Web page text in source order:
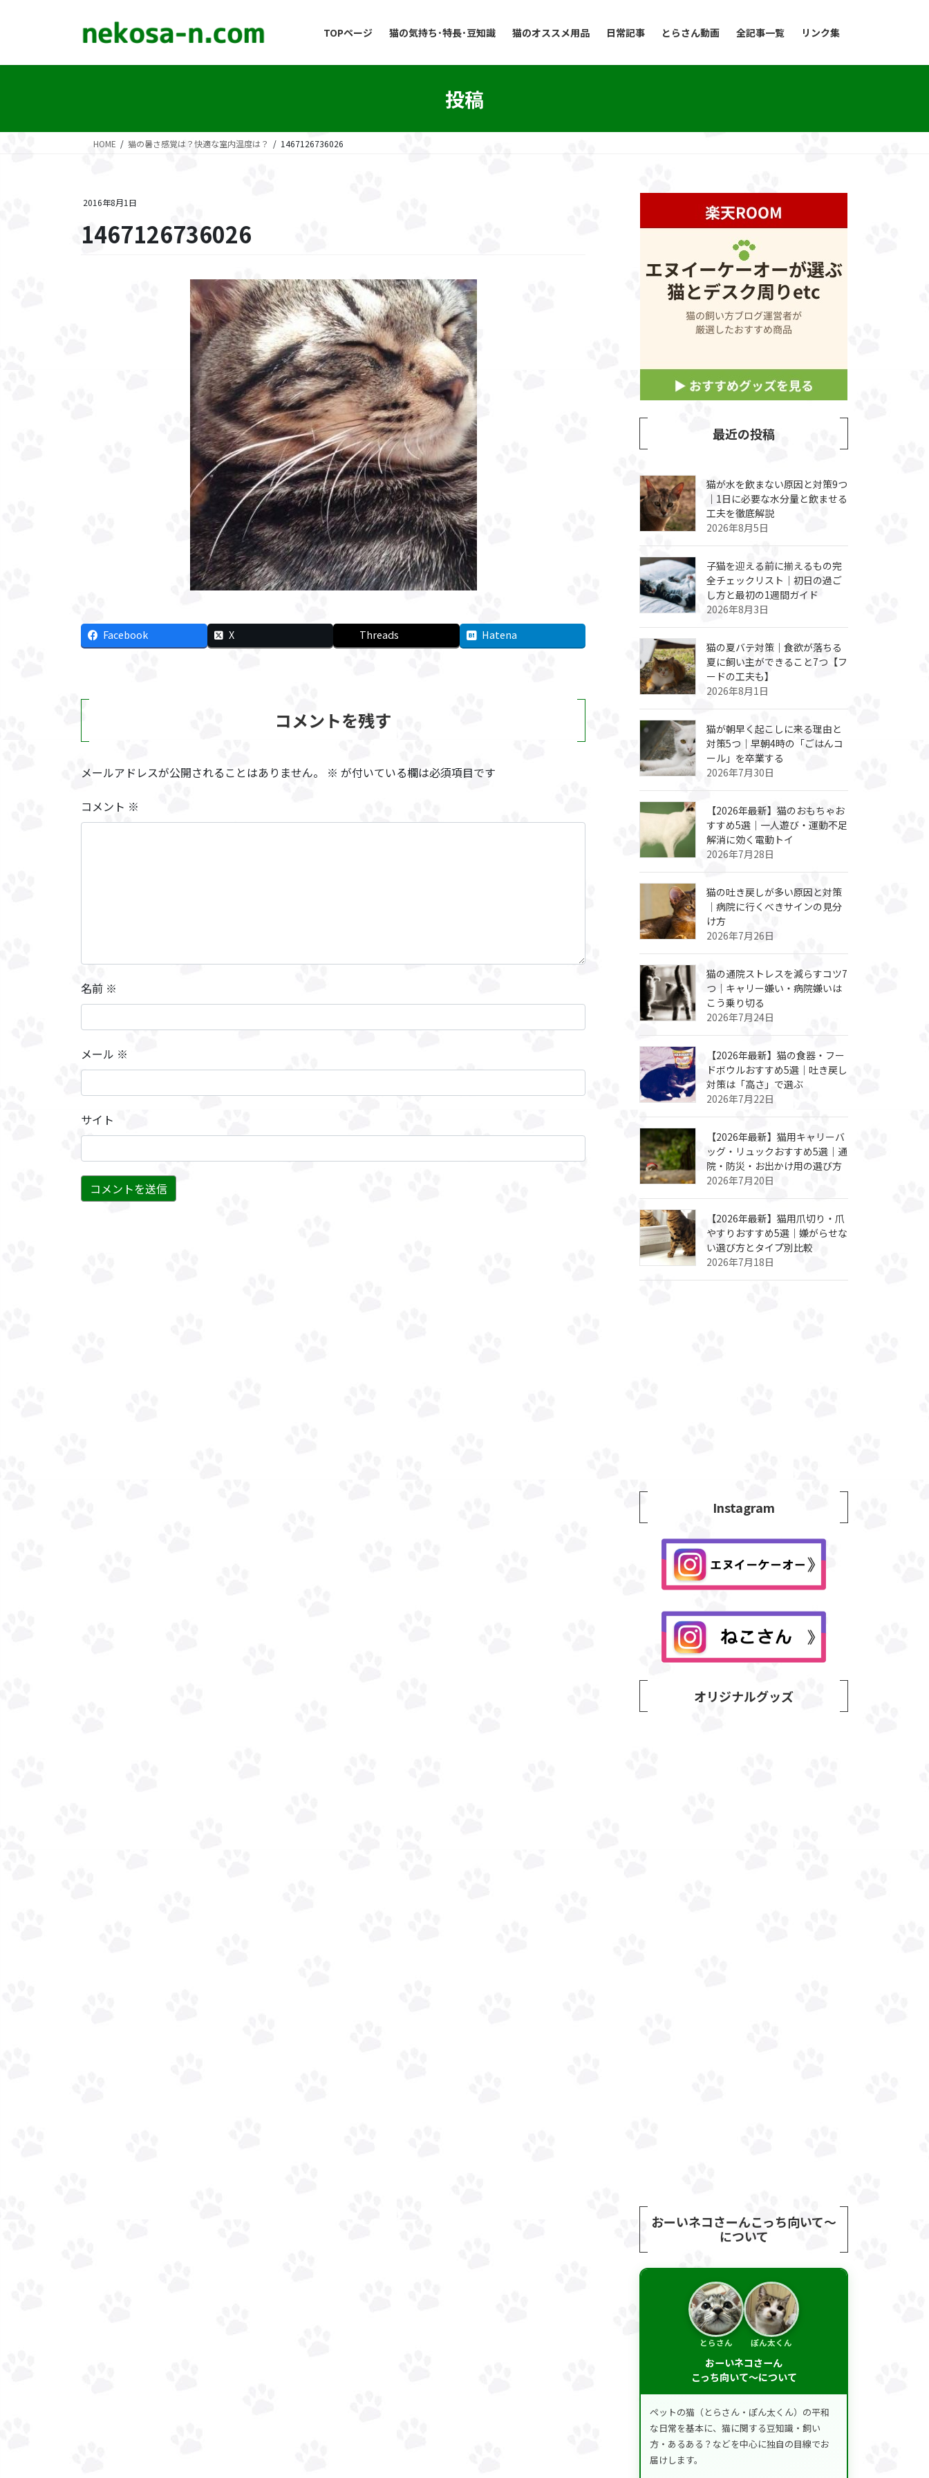
TOPページ 猫の気持ち･特長･豆知識 猫のオススメ用品 日常記事 とらさん動画 全記事一覧 リンク集
投稿
HOME 猫の暑さ感覚は？快適な室内温度は？ 1467126736026
2016年8月1日
1467126736026
Facebook X Threads Hatena
コメントを残す
メールアドレスが公開されることはありません。 ※ が付いている欄は必須項目です
コメント ※
名前 ※
メール ※
サイト
最近の投稿
猫が水を飲まない原因と対策9つ
｜1日に必要な水分量と飲ませる
工夫を徹底解説
2026年8月5日
子猫を迎える前に揃えるもの完
全チェックリスト｜初日の過ご
し方と最初の1週間ガイド
2026年8月3日
猫の夏バテ対策｜食欲が落ちる
夏に飼い主ができること7つ【フ
ードの工夫も】
2026年8月1日
猫が朝早く起こしに来る理由と
対策5つ｜早朝4時の「ごはんコ
ール」を卒業する
2026年7月30日
【2026年最新】猫のおもちゃお
すすめ5選｜一人遊び・運動不足
解消に効く電動トイ
2026年7月28日
猫の吐き戻しが多い原因と対策
｜病院に行くべきサインの見分
け方
2026年7月26日
猫の通院ストレスを減らすコツ7
つ｜キャリー嫌い・病院嫌いは
こう乗り切る
2026年7月24日
【2026年最新】猫の食器・フー
ドボウルおすすめ5選｜吐き戻し
対策は「高さ」で選ぶ
2026年7月22日
【2026年最新】猫用キャリーバ
ッグ・リュックおすすめ5選｜通
院・防災・お出かけ用の選び方
2026年7月20日
【2026年最新】猫用爪切り・爪
やすりおすすめ5選｜嫌がらせな
い選び方とタイプ別比較
2026年7月18日
Instagram
オリジナルグッズ
おーいネコさーんこっち向いて～
について
とらさん ぽん太くん
おーいネコさーん
こっち向いて～について
ペットの猫（とらさん・ぽん太くん）の平和
な日常を基本に、猫に関する豆知識・飼い
方・あるある？などを中心に独自の目線でお
届けします。